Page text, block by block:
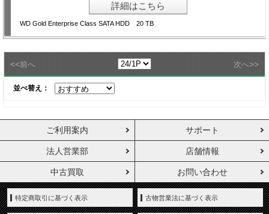
詳細はこちら
WD Gold Enterprise Class SATA HDD 20 TB
<<前へ 次へ>>
並べ替え：
ご利用案内 サポート
法人営業部 店舗情報
中古買取 お問い合わせ
特定商取引に基づく表示 古物営業法に基づく表示